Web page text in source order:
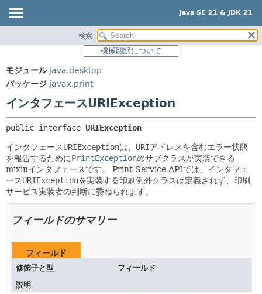
Java SE 21 & JDK 21
パッケージ
使用
ツリー
プレビュー
新規
非推奨
ヘルプ
サマリー:
ネスト済
メソッド
詳細:
フィールド
コンストラクタ
メソッド
検索
機械翻訳について
モジュール java.desktop
パッケージ javax.print
インタフェースURIException
public interface URIException
インタフェースURIExceptionは、 URIアドレスを含むエラー状態
を報告するためにPrintExceptionのサブクラスが実装できる
mixinインタフェースです。
Print Service APIでは、インタフェ
ースURIExceptionを実装する印刷例外クラスは定義されず、印刷
サービス実装者の判断に委ねられます。
フィールドのサマリー
フィールド
修飾子と型
フィールド
説明